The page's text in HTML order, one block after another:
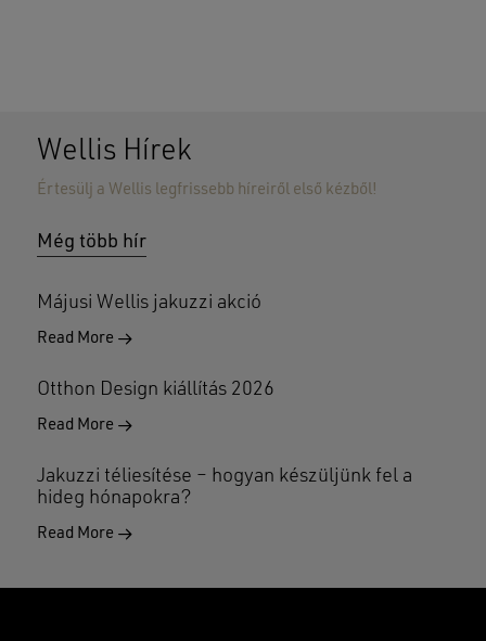
Wellis Hírek
Értesülj a Wellis legfrissebb híreiről első kézből!
Még több hír
Májusi Wellis jakuzzi akció
Read More
Otthon Design kiállítás 2026
Read More
Jakuzzi téliesítése – hogyan készüljünk fel a
hideg hónapokra?
Read More